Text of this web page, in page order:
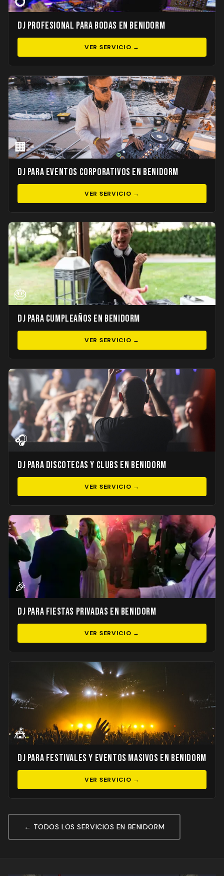
DJ Profesional para Bodas en Benidorm
VER SERVICIO →
🏢
DJ para Eventos Corporativos en Benidorm
VER SERVICIO →
🎂
DJ para Cumpleaños en Benidorm
VER SERVICIO →
🎧
DJ para Discotecas y Clubs en Benidorm
VER SERVICIO →
🎉
DJ para Fiestas Privadas en Benidorm
VER SERVICIO →
🎪
DJ para Festivales y Eventos Masivos en Benidorm
VER SERVICIO →
← TODOS LOS SERVICIOS EN BENIDORM